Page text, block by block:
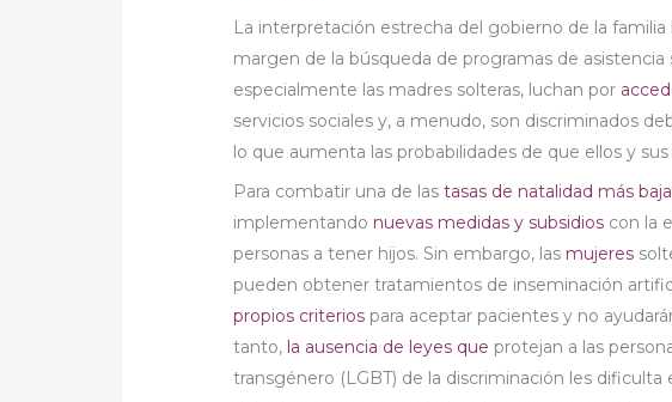
La interpretación estrecha del gobierno de la familia
margen de la búsqueda de programas de asistencia
especialmente las madres solteras, luchan por
servicios sociales y, a menudo, son discriminados
lo que aumenta las probabilidades de que ellos y
Para combatir una de lastasas de natalidad más
implementando nuevas medidas y subsidios con la
personas a tener hijos. Sin embargo, las mujeres
pueden obtener tratamientos de inseminación
propios criterios para aceptar pacientes y no
tanto, la ausencia de leyes que protejan a las
transgénero (LGBT) de la discriminación les dificulta